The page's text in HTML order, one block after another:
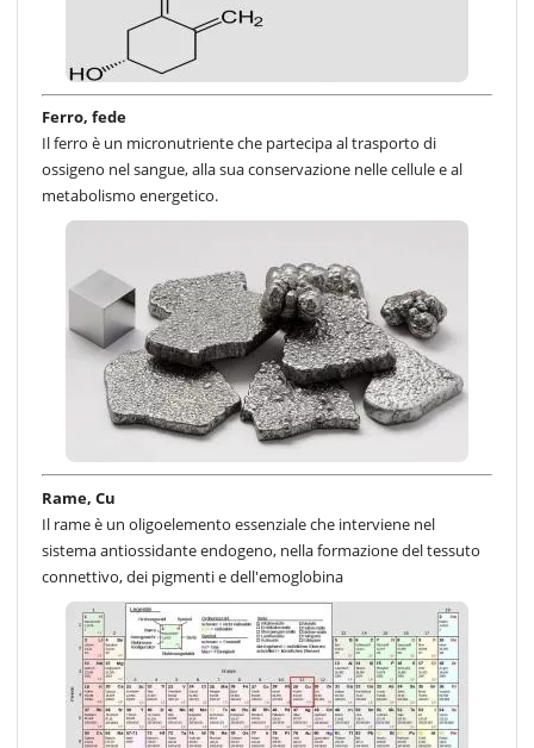
Ferro, fede
Il ferro è un micronutriente che partecipa al trasporto di
ossigeno nel sangue, alla sua conservazione nelle cellule e al
metabolismo energetico.
Rame, Cu
Il rame è un oligoelemento essenziale che interviene nel
sistema antiossidante endogeno, nella formazione del tessuto
connettivo, dei pigmenti e dell'emoglobina